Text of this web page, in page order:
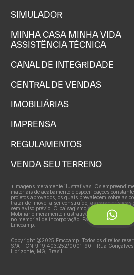
SIMULADOR
MINHA CASA MINHA VIDA
ASSISTÊNCIA TÉCNICA
CANAL DE INTEGRIDADE
CENTRAL DE VENDAS
IMOBILIÁRIAS
IMPRENSA
REGULAMENTOS
VENDA SEU TERRENO
*Imagens meramente ilustrativas. Os
materiais de acabamento e especificações
projetos aprovados, os quais prevalecem sobre as
tratar de imóvel a ser construído, as características
sem aviso prévio. O paisagismo é meramente
Mobiliário meramente ilustrativo e não faz parte do
no memorial de incorporação. Para mais
Emccamp.
Copyright @2025 Emccamp. Todos os direitos
S/A - CNPJ 19.403.252/0001-90 - Rua
Horizonte, MG, Brasil.